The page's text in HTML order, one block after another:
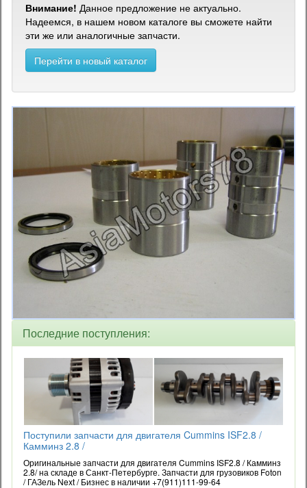
Внимание! Данное предложение не актуально.
Надеемся, в нашем новом каталоге вы сможете найти
эти же или аналогичные запчасти.
Перейти в новый каталог
Последние поступления:
Поступили запчасти для двигателя Cummins ISF2.8 /
Камминз 2.8 /
Оригинальные запчасти для двигателя Cummins ISF2.8 / Камминз
2.8/ на складе в Санкт-Петербурге. Запчасти для грузовиков Foton
/ ГАЗель Next / Бизнес в наличии +7(911)111-99-64